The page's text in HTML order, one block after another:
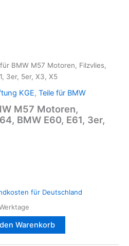
BMW M57 Motoren, Filzvlies,
3er, 5er, X3, X5
KGE, Teile für BMW
M57 Motoren,
BMW E60, E61, 3er,
für Deutschland
Warenkorb